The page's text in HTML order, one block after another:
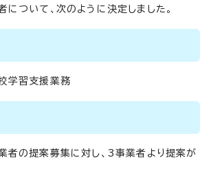
ついて、次のように決定しました。
学習支援業務
者の提案募集に対し、3事業者より提案が